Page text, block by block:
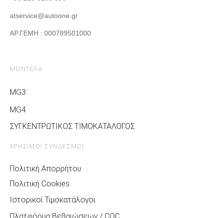
atservice@autoone.gr
ΑΡ.ΓΕΜΗ : 000789501000
ΜΟΝΤΕΛΑ
MG3
MG4
ΣΥΓΚΕΝΤΡΩΤΙΚΟΣ ΤΙΜΟΚΑΤΑΛΟΓΟΣ
ΧΡΗΣΙΜΟΙ ΣΥΝΔΕΣΜΟΙ
Πολιτική Απορρήτου
Πολιτική Cookies
Ιστορικοί Τιμοκατάλογοι